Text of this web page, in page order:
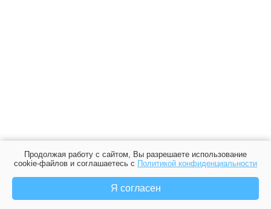
Продолжая работу с сайтом, Вы разрешаете использование
cookie-файлов и соглашаетесь с Политикой конфиденциальности
Я согласен